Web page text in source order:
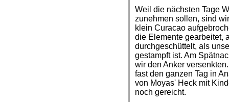
Weil die nächsten Tage
zunehmen sollen, sind
klein Curacao
die Elemente gearbeitet,
durchgeschüttelt, als
gestampft ist. Am
wir den Anker
fast den ganzen Tag in
von Moyas' Heck mit
noch gereicht.